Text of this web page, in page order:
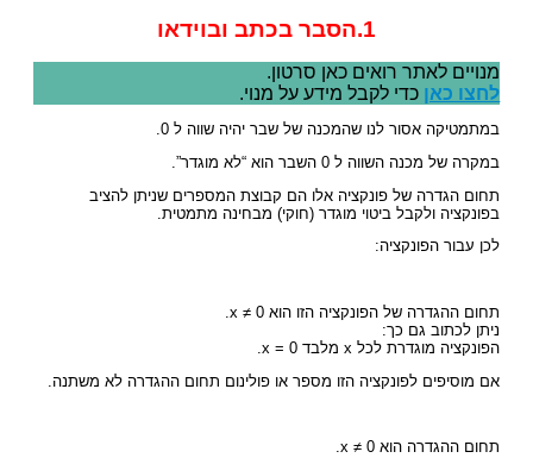
1.הסבר בכתב ובוידאו
מנויים לאתר רואים כאן סרטון.
לחצו כאן כדי לקבל מידע על מנוי.
במתמטיקה אסור לנו שהמכנה של שבר יהיה שווה ל 0.
במקרה של מכנה השווה ל 0 השבר הוא “לא מוגדר”.
תחום הגדרה של פונקציה אלו הם קבוצת המספרים שניתן להציב
בפונקציה ולקבל ביטוי מוגדר (חוקי) מבחינה מתמטית.
לכן עבור הפונקציה:
תחום ההגדרה של הפונקציה הזו הוא x ≠ 0.
ניתן לכתוב גם כך:
הפונקציה מוגדרת לכל x מלבד x = 0.
אם מוסיפים לפונקציה הזו מספר או פולינום תחום ההגדרה לא משתנה.
תחום ההגדרה הוא x ≠ 0.